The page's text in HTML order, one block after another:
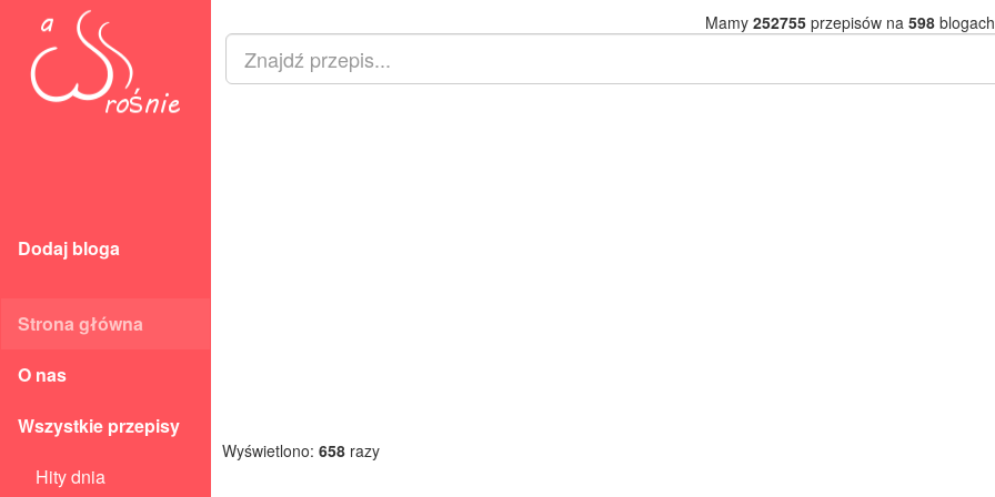
Dodaj bloga
Strona główna
O nas
Wszystkie przepisy
Hity dnia
Mamy 252755przepisów na 598
Wyświetlono: 658 razy